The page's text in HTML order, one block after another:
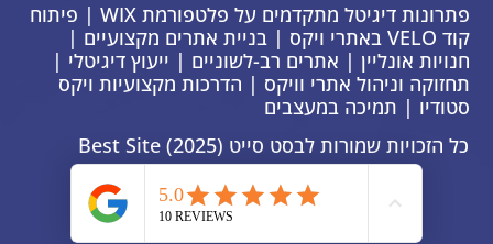
פתרונות דיגיטל מתקדמים על פלטפורמת WIX | פיתוח
קוד VELO באתרי ויקס | בניית אתרים מקצועיים |
חנויות אונליין | אתרים רב-לשוניים | ייעוץ דיגיטלי |
תחזוקה וניהול אתרי וויקס | הדרכות מקצועיות ויקס
סטודיו | תמיכה במעצבים
כל הזכויות שמורות לבסט סייט Best Site (2025)